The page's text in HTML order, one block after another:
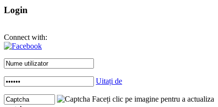
Login
Connect with:
Uitați de
Faceți clic pe imagine pentru a actualiza